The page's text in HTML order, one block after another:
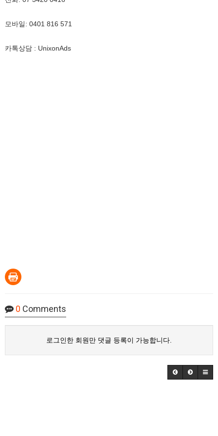
모바일: 0401 816 571
카톡상담 : UnixonAds
0 Comments
로그인한 회원만 댓글 등록이 가능합니다.